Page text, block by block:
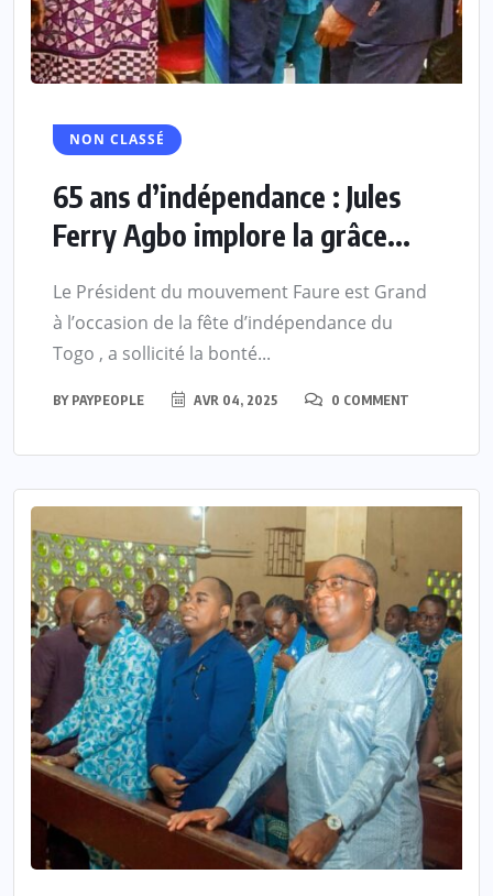
NON CLASSÉ
65 ans d’indépendance : Jules
Ferry Agbo implore la grâce...
Le Président du mouvement Faure est Grand
à l’occasion de la fête d’indépendance du
Togo , a sollicité la bonté...
BY PAYPEOPLE AVR 04, 2025 0 COMMENT